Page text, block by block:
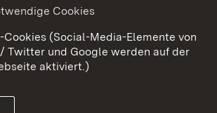
Barrierefreiheit
Cookies
Cookies
(Social-Media-Elemente von
Twitter und Google werden auf der
aktiviert.)